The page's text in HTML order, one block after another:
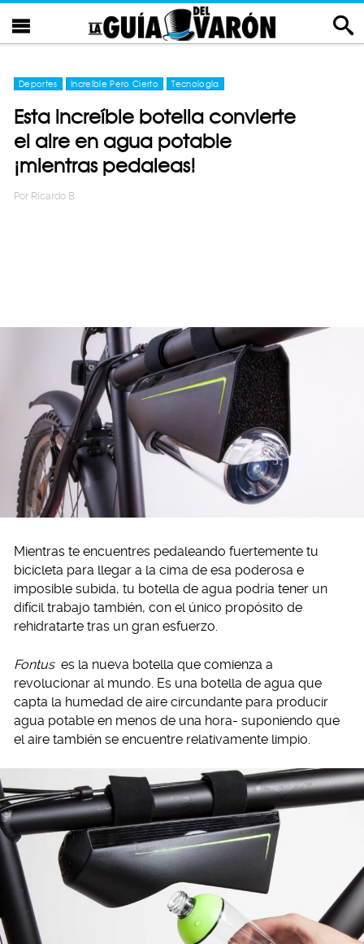
Deportes Increíble Pero Cierto Tecnología
Esta increíble botella convierte
el aire en agua potable
¡mientras pedaleas!
Por Ricardo B
Mientras te encuentres pedaleando fuertemente tu
bicicleta para llegar a la cima de esa poderosa e
imposible subida, tu botella de agua podría tener un
difícil trabajo también, con el único propósito de
rehidratarte tras un gran esfuerzo.
Fontus es la nueva botella que comienza a
revolucionar al mundo. Es una botella de agua que
capta la humedad de aire circundante para producir
agua potable en menos de una hora- suponiendo que
el aire también se encuentre relativamente limpio.